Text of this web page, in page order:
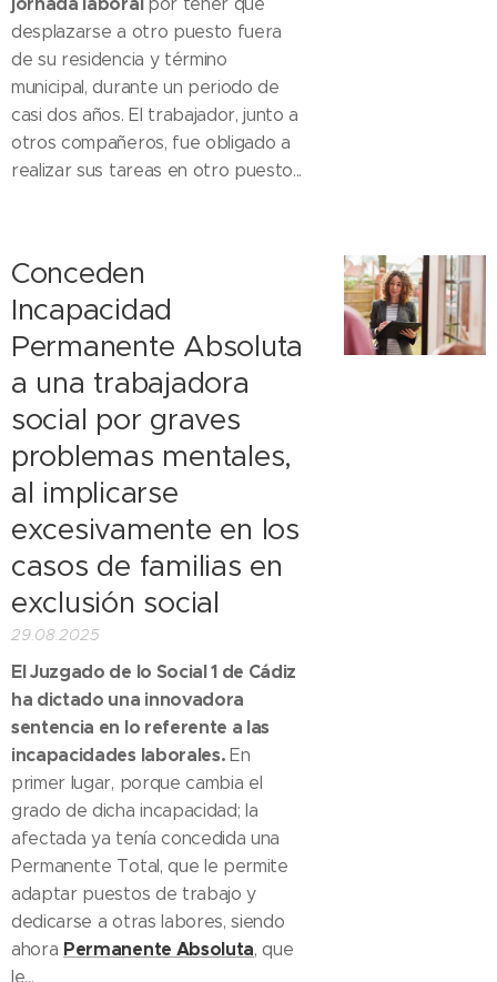
desplazarse a otro puesto fuera
de su residencia y término
municipal, durante un periodo de
casi dos años. El trabajador, junto a
otros compañeros, fue obligado a
realizar sus tareas en otro puesto...
Conceden
Incapacidad
Permanente Absoluta
a una trabajadora
social por graves
problemas mentales,
al implicarse
excesivamente en los
casos de familias en
exclusión social
29.08.2025
El Juzgado de lo Social 1 de Cádiz
ha dictado una innovadora
sentencia en lo referente a las
incapacidades laborales. En
primer lugar, porque cambia el
grado de dicha incapacidad; la
afectada ya tenía concedida una
Permanente Total, que le permite
adaptar puestos de trabajo y
dedicarse a otras labores, siendo
ahora Permanente Absoluta, que
le...